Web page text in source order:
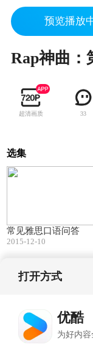
预览播放
Rap神曲：
超清画质 33
选集
常见雅思口语问答
2015-12-10
打开方式
优酷
为好内容